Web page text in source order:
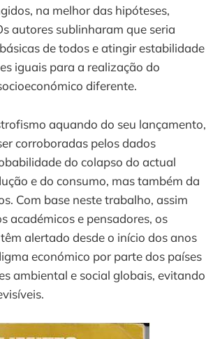
na melhor das hipóteses,
autores sublinharam que seria
de todos e atingir estabilidade
iguais para a realização do
diferente.
aquando do seu lançamento,
corroboradas pelos dados
do colapso do actual
e do consumo, mas também da
Com base neste trabalho, assim
académicos e pensadores, os
têm alertado desde o início dos anos
económico por parte dos países
ambiental e social globais, evitando